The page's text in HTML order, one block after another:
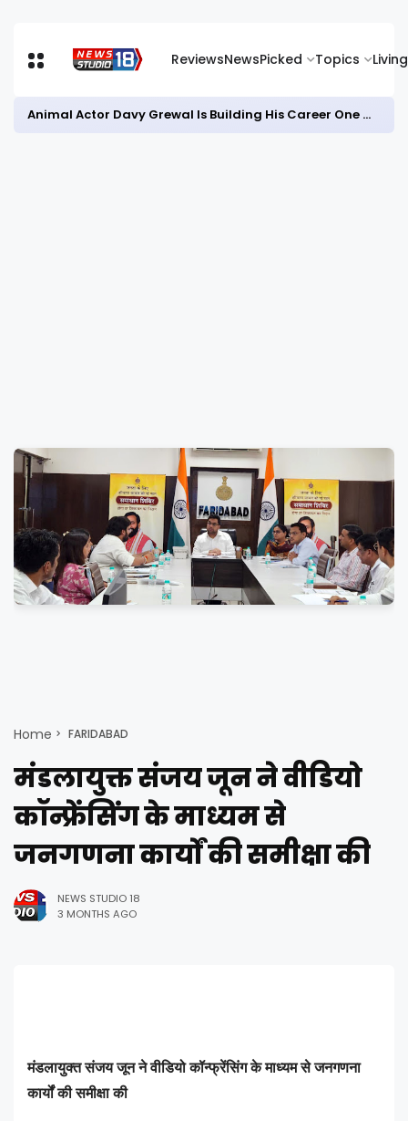
ReviewsNewsPicked Topics Living
Animal Actor Davy Grewal Is Building His Career One Role at a Time- from Courtrooms to Cinema
Home FARIDABAD
मंडलायुक्त संजय जून ने वीडियो
कॉन्फ्रेंसिंग के माध्यम से
जनगणना कार्यों की समीक्षा की
NEWS STUDIO 18
3 MONTHS AGO
मंडलायुक्त संजय जून ने वीडियो कॉन्फ्रेंसिंग के माध्यम से जनगणना
कार्यों की समीक्षा की